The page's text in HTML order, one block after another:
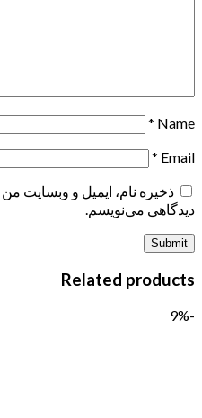
Name
*
Email
*
ذخیره نام، ایمیل و وبسایت
دیدگاهی می‌نویسم.
Related products
-9%